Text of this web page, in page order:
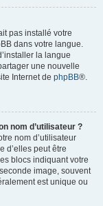
pas installé votre
dans votre langue.
la langue
une nouvelle
Internet de phpBB®.
nom d’utilisateur ?
nom d’utilisateur
d’elles peut être
blocs indiquant votre
image, souvent
est unique ou